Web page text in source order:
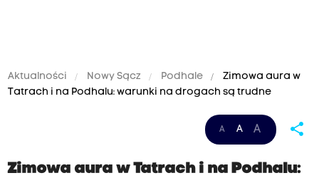
Aktualności Nowy Sącz Podhale
Zimowa aura w
Tatrach i na Podhalu: warunki na drogach są trudne
A A A share
Zimowa aura w Tatrach i na Podhalu: